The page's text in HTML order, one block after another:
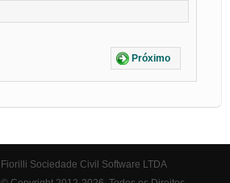
Próximo
Fiorilli Sociedade Civil Software LTDA